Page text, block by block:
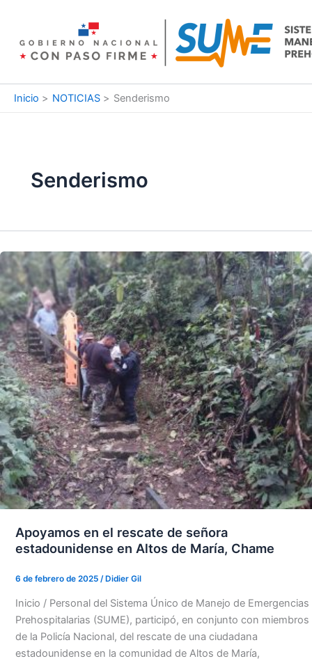
contenido
Inicio NOTICIAS Senderismo
Senderismo
Apoyamos en el rescate de señora
estadounidense en Altos de María, Chame
6 de febrero de 2025 / Didier Gil
Inicio / Personal del Sistema Único de Manejo de Emergencias
Prehospitalarias (SUME), participó, en conjunto con miembros
de la Policía Nacional, del rescate de una ciudadana
estadounidense en la comunidad de Altos de María,